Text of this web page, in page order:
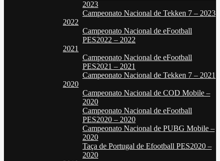
2023
Campeonato Nacional de Tekken 7 – 2023
2022
Campeonato Nacional de eFootball
PES2022 – 2022
2021
Campeonato Nacional de eFootball
PES2021 – 2021
Campeonato Nacional de Tekken 7 – 2021
2020
Campeonato Nacional de COD Mobile –
2020
Campeonato Nacional de eFootball
PES2020 – 2020
Campeonato Nacional de PUBG Mobile –
2020
Taça de Portugal de Efootball PES2020 –
2020